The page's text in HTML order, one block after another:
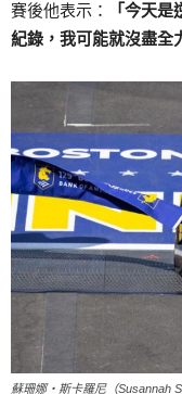
賽後他表示：
「今天
紀錄，我可能就沒盡全
蘇珊娜・斯卡羅尼（Susannah